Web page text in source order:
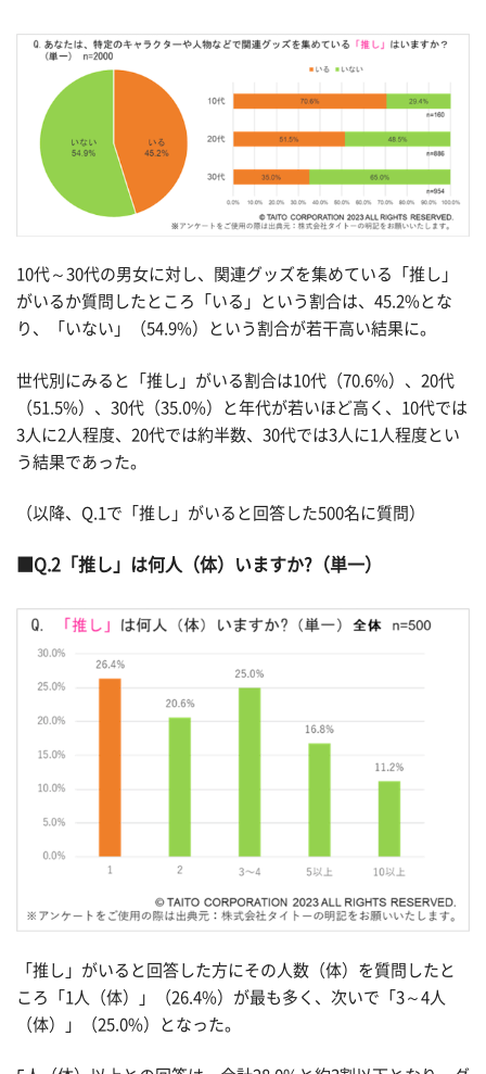
10代～30代の男女に対し、関連グッズを集めている「推し」
がいるか質問したところ「いる」という割合は、45.2%とな
り、「いない」（54.9%）という割合が若干高い結果に。
世代別にみると「推し」がいる割合は10代（70.6%）、20代
（51.5%）、30代（35.0%）と年代が若いほど高く、10代では
3人に2人程度、20代では約半数、30代では3人に1人程度とい
う結果であった。
（以降、Q.1で「推し」がいると回答した500名に質問）
Q.2「推し」は何人（体）いますか?（単一）
「推し」がいると回答した方にその人数（体）を質問したと
ころ「1人（体）」（26.4%）が最も多く、次いで「3～4人
（体）」（25.0%）となった。